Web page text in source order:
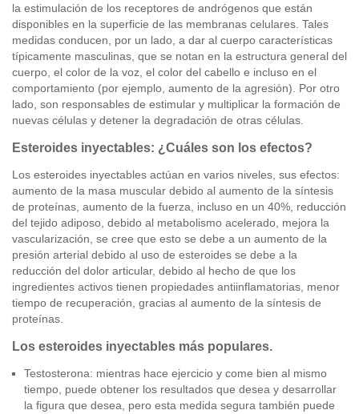
la estimulación de los receptores de andrógenos que están
disponibles en la superficie de las membranas celulares. Tales
medidas conducen, por un lado, a dar al cuerpo características
típicamente masculinas, que se notan en la estructura general del
cuerpo, el color de la voz, el color del cabello e incluso en el
comportamiento (por ejemplo, aumento de la agresión). Por otro
lado, son responsables de estimular y multiplicar la formación de
nuevas células y detener la degradación de otras células.
Esteroides inyectables: ¿Cuáles son los efectos?
Los esteroides inyectables actúan en varios niveles, sus efectos:
aumento de la masa muscular debido al aumento de la síntesis
de proteínas, aumento de la fuerza, incluso en un 40%, reducción
del tejido adiposo, debido al metabolismo acelerado, mejora la
vascularización, se cree que esto se debe a un aumento de la
presión arterial debido al uso de esteroides se debe a la
reducción del dolor articular, debido al hecho de que los
ingredientes activos tienen propiedades antiinflamatorias, menor
tiempo de recuperación, gracias al aumento de la síntesis de
proteínas.
Los esteroides inyectables más populares.
Testosterona: mientras hace ejercicio y come bien al mismo
tiempo, puede obtener los resultados que desea y desarrollar
la figura que desea, pero esta medida segura también puede